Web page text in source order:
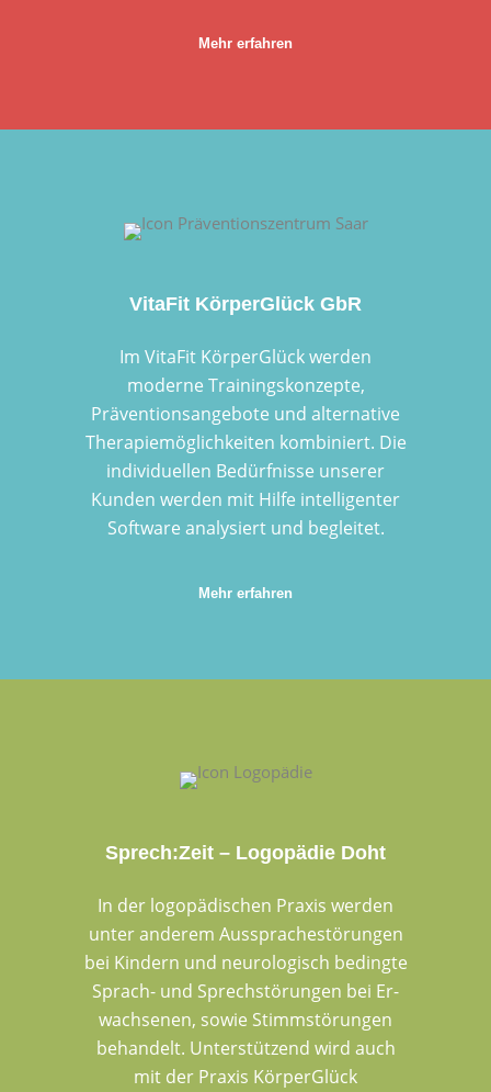
Mehr erfahren
VitaFit KörperGlück GbR
Im VitaFit KörperGlück werden
moderne Trainings­konzepte,
Präventions­angebote und alternative
Therapie­möglichkeiten kombiniert. Die
individuellen Bedürf­nisse unserer
Kunden werden mit Hilfe intelli­genter
Software analysiert und begleitet.
Mehr erfahren
Sprech:Zeit – Logopädie Doht
In der logo­pädischen Praxis werden
unter anderem Aussprache­störungen
bei Kindern und neuro­logisch bedingte
Sprach- und Sprech­störungen bei Er­
wach­se­nen, sowie Stimm­störungen
behandelt. Unter­stützend wird auch
mit der Praxis Körper­Glück